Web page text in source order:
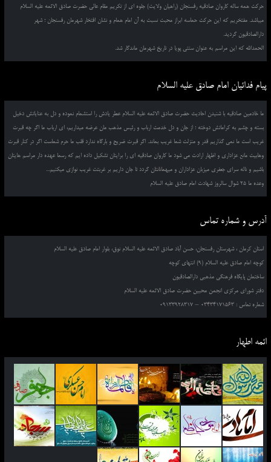
حرکت همه ساله کاروان صادقیه رفسنجان (راهیان ولایت) جلوه ای از تکریم مقام عالی حضرت صادق الائمه علیه السلام
میباشد. مفتخریم که این حرکت حماسه ابراز محبت نسبت به آن امام همام و نشان افتخار شهرمان رفسنجان ؛ شهر
دارالصادقیون گردید.
الحمدالله که این مراسم به عنوان سنتی پویا در تاریخ شهرمان ماندگار شد.
پیام فدائیان امام صادق علیه السلام
ما خادمین صادقیه با شنیدن احادیث حضرت صادق الائمه علیه السلام عطر یادش را استشمام نموده و دل به عنایاتش دخیل
بسته و چشم به کراماتش دوخته ؛ از جان و دل خدمت ارباب و رئیس مذهب مان عرضه میداریم، ای ارباب ما اگر چه قبرت
غریب است ما نمی گذاریم قدر و منزلت شما غریب بماند. اگر قبرت ضریح و بارگاه ندارد قلب ما حرم شماست اگر در کنار قبرت
وهابیت مانع عزاداری و اظهار ارادت می شود ما کاروان صادقیه ای را برایتان تشکیل داده ایم که رسما عهده دار مراسم هایتان
باشیم و ناله سرای جعفری میزبان عزاداران و میهمانانتان گردد تا جان داریم بر غربتت غریب نوازی میکنیم...
وعده ما 25 شوال سالروز شهادت امام صادق علیه السلام
آدرس و شماره تماس
استان کرمان ، شهرستان رفسنجان، حسن آباد صادق الائمه علیه السلام نوق، بلوار امام صادق علیه السلام
کوچه امام صادق علیه السلام (9) انتهای کوچه
ساختمان پایگاه فرهنگی مذهبی دارالصادقیون
دفتر شورای مرکزی انجمن محبین حضرت صادق الائمه علیه السلام
شماره تماس : 03434171563 – 09133928317
ائمه اطهار